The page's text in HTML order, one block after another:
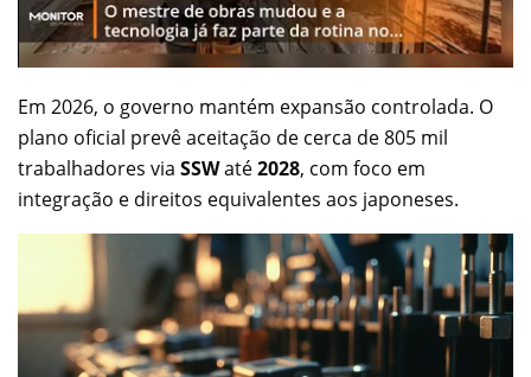
Em 2026, o governo mantém expansão controlada. O
plano oficial prevê aceitação de cerca de 805 mil
trabalhadores via SSWaté2028, com foco em
integração e direitos equivalentes aos japoneses.